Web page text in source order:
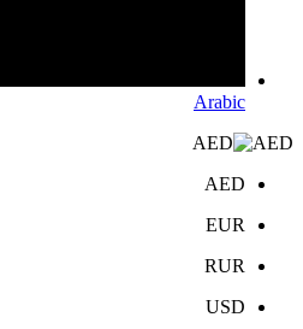
Arabic
AED
AED
EUR
RUR
USD